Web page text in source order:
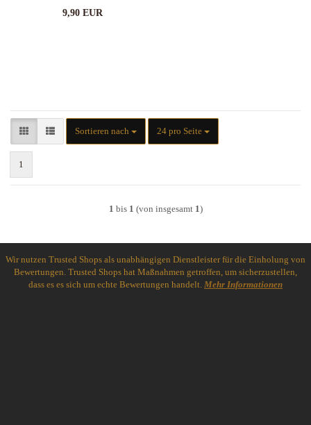
9,90 EUR
Sortieren nach
Sortieren nach 24 pro Seite
pro Seite
1
1 bis 1 (von insgesamt 1)
Wir nutzen Trusted Shops als unabhängigen Dienstleister für die Einholung von
Bewertungen. Trusted Shops hat Maßnahmen getroffen, um sicherzustellen,
dass es es sich um echte Bewertungen handelt. Mehr Informationen